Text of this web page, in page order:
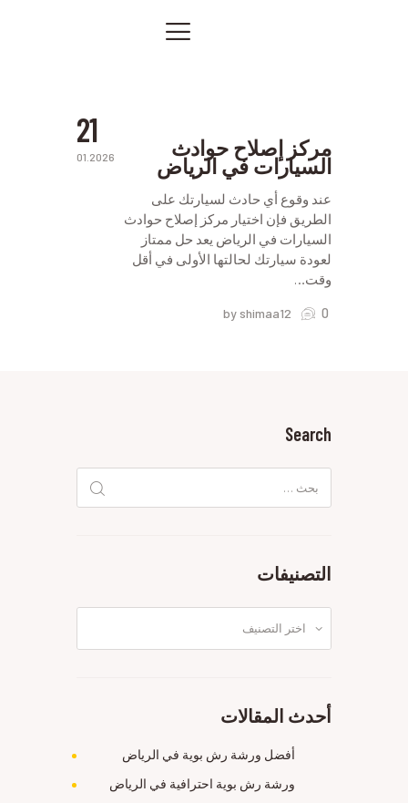
صور من أعمالنا
اتصل بنا
المقالات
PRIVACY POLICY
21
01.2026 مركز إصلاح حوادث
السيارات في الرياض
عند وقوع أي حادث لسيارتك على
الطريق فإن اختيار مركز إصلاح حوادث
السيارات في الرياض يعد حل ممتاز
لعودة سيارتك لحالتها الأولى في أقل
وقت…
by shimaa12 0
Search
عن:
التصنيفات
أحدث المقالات
أفضل ورشة رش بوية في الرياض
ورشة رش بوية احترافية في الرياض